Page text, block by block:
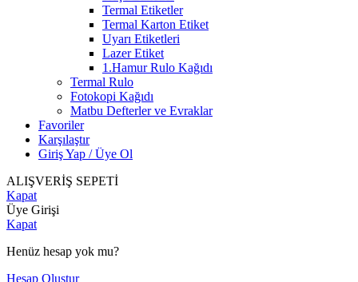
Termal Etiketler
Termal Karton Etiket
Uyarı Etiketleri
Lazer Etiket
1.Hamur Rulo Kağıdı
Termal Rulo
Fotokopi Kağıdı
Matbu Defterler ve Evraklar
Favoriler
Karşılaştır
Giriş Yap / Üye Ol
ALIŞVERİŞ SEPETİ
Kapat
Üye Girişi
Kapat
Henüz hesap yok mu?
Hesap Oluştur